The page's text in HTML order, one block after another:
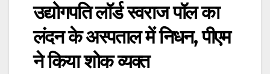
उद्योगपति लॉर्ड स्वराज पॉल का
लंदन के अस्पताल में निधन, पीएम
ने किया शोक व्यक्त